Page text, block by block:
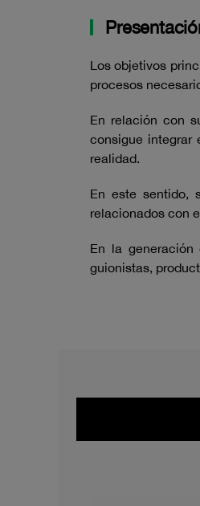
Los objetivos
procesos
En relación con
consigue integrar
realidad.
En este sentido,
relacionados con
En la generación
guionistas,